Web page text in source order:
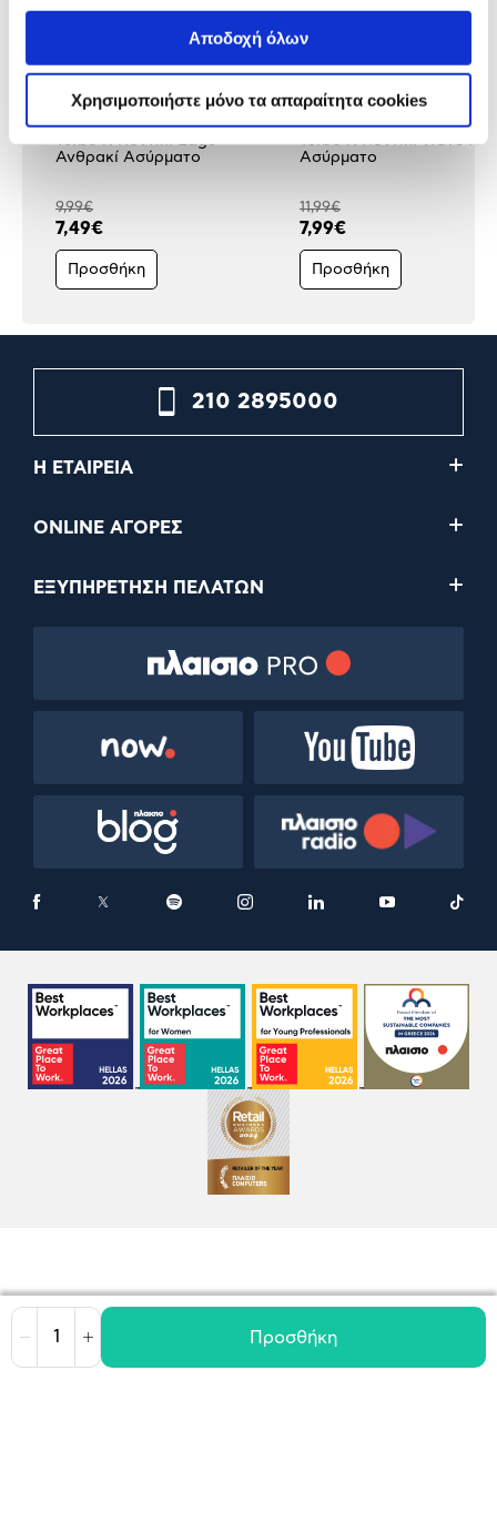
Αποδοχή όλων
Χρησιμοποιήστε μόνο τα απαραίτητα cookies
Μείωση Αύξηση Προσθήκη
Ανθρακί Ασύρματο
9,99€
7,49€
Προσθήκη
Turbo-X Ποντίκι Wave
Ασύρματο
11,99€
7,99€
Προσθήκη
210 2895000
Η ΕΤΑΙΡΕΙΑ
ONLINE ΑΓΟΡΕΣ
ΕΞΥΠΗΡΕΤΗΣΗ ΠΕΛΑΤΩΝ